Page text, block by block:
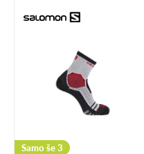
Samo še 3